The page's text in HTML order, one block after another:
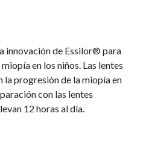
innovación de Essilor® para
en los niños. Las lentes
progresión de la miopía en
con las lentes
12 horas al día.